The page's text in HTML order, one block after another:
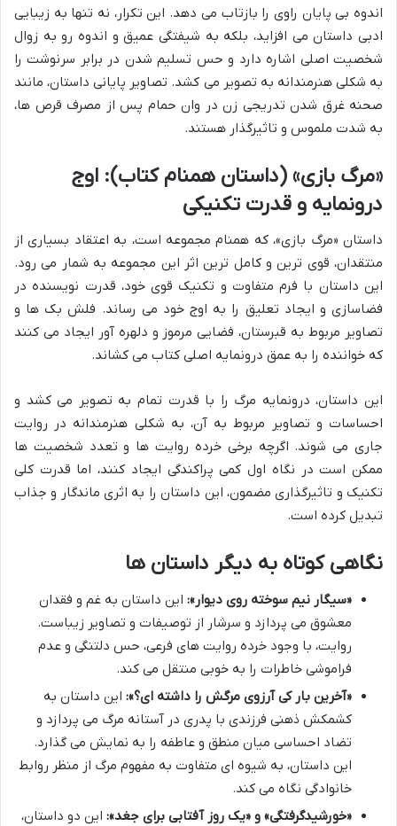
اندوه بی پایان راوی را بازتاب می دهد. این تکرار، نه تنها به زیبایی
ادبی داستان می افزاید، بلکه به شیفتگی عمیق و اندوه رو به زوال
شخصیت اصلی اشاره دارد و حس تسلیم شدن در برابر سرنوشت را
به شکلی هنرمندانه به تصویر می کشد. تصاویر پایانی داستان، مانند
صحنه غرق شدن تدریجی زن در وان حمام پس از مصرف قرص ها،
به شدت ملموس و تاثیرگذار هستند.
«مرگ بازی» (داستان همنام کتاب): اوج
درونمایه و قدرت تکنیکی
داستان «مرگ بازی»، که همنام مجموعه است، به اعتقاد بسیاری از
منتقدان، قوی ترین و کامل ترین اثر این مجموعه به شمار می رود.
این داستان با فرم متفاوت و تکنیک قوی خود، قدرت نویسنده در
فضاسازی و ایجاد تعلیق را به اوج خود می رساند. فلش بک ها و
تصاویر مربوط به قبرستان، فضایی مرموز و دلهره آور ایجاد می کنند
که خواننده را به عمق درونمایه اصلی کتاب می کشاند.
این داستان، درونمایه مرگ را با قدرت تمام به تصویر می کشد و
احساسات و تصاویر مربوط به آن، به شکلی هنرمندانه در روایت
جاری می شوند. اگرچه برخی خرده روایت ها و تعدد شخصیت ها
ممکن است در نگاه اول کمی پراکندگی ایجاد کنند، اما قدرت کلی
تکنیک و تاثیرگذاری مضمون، این داستان را به اثری ماندگار و جذاب
تبدیل کرده است.
نگاهی کوتاه به دیگر داستان ها
«سیگار نیم سوخته روی دیوار»: این داستان به غم و فقدان
معشوق می پردازد و سرشار از توصیفات و تصاویر زیباست.
روایت، با وجود خرده روایت های فرعی، حس دلتنگی و عدم
فراموشی خاطرات را به خوبی منتقل می کند.
«آخرین بار کی آرزوی مرگش را داشته ای؟»: این داستان به
کشمکش ذهنی فرزندی با پدری در آستانه مرگ می پردازد و
تضاد احساسی میان منطق و عاطفه را به نمایش می گذارد.
این داستان، به شیوه ای متفاوت به مفهوم مرگ از منظر روابط
خانوادگی نگاه می کند.
«خورشیدگرفتگی» و «یک روز آفتابی برای جغد»: این دو داستان،